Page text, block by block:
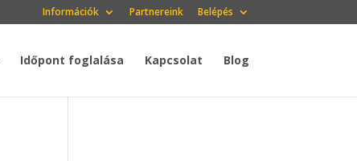
Információk Partnereink Belépés
Időpont foglalása Kapcsolat Blog